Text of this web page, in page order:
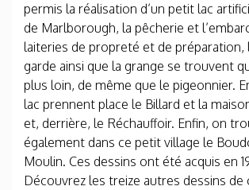
permis la réalisation d’un petit lac
de Marlborough, la pêcherie et
laiteries de propreté et de préparation,
garde ainsi que la grange se trouvent
plus loin, de même que le pigeonnier.
lac prennent place le Billard et la
et, derrière, le Réchauffoir. Enfin, on
également dans ce petit village le
Moulin. Ces dessins ont été acquis en
Découvrez les treize autres dessins de